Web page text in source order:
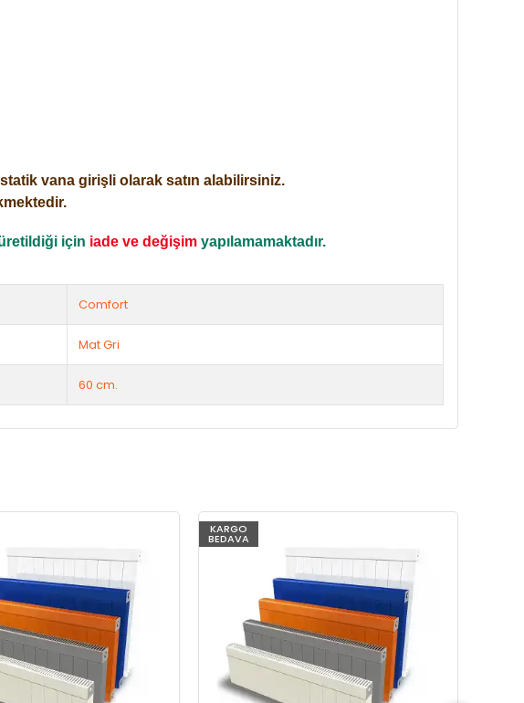
vana girişli olarak satın alabilirsiniz.
için iade ve değişim yapılamamaktadır.
Comfort
Mat Gri
60 cm.
KARGO
BEDAVA